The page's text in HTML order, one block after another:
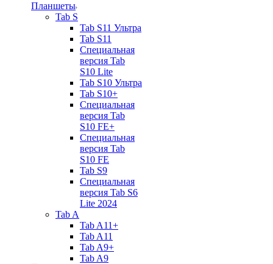
Планшеты
Tab S
Tab S11 Ультра
Tab S11
Специальная
версия Tab
S10 Lite
Tab S10 Ультра
Tab S10+
Специальная
версия Tab
S10 FE+
Специальная
версия Tab
S10 FE
Tab S9
Специальная
версия Tab S6
Lite 2024
Tab A
Tab A11+
Tab A11
Tab A9+
Tab A9